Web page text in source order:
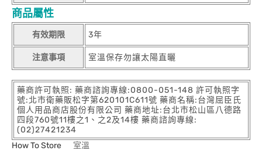
商品屬性
有效期限 3年
注意事項 室溫保存勿讓太陽直曬
藥商許可執照: 藥商諮詢專線:0800-051-148 許可執照字
號:北市衛藥販松字第620101C611號 藥商名稱:台灣屈臣氏
個人用品商店股份有限公司 藥商地址:台北市松山區八德路
四段760號11樓之1、之2及14樓 藥商諮詢專線:
(02)27421234
How To Store
室溫